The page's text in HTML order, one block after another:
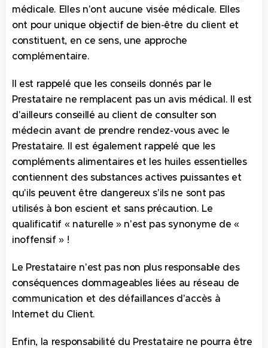
médicale. Elles n'ont aucune visée médicale. Elles
ont pour unique objectif de bien-être du client et
constituent, en ce sens, une approche
complémentaire.
Il est rappelé que les conseils donnés par le
Prestataire ne remplacent pas un avis médical. Il est
d'ailleurs conseillé au client de consulter son
médecin avant de prendre rendez-vous avec le
Prestataire. Il est également rappelé que les
compléments alimentaires et les huiles essentielles
contiennent des substances actives puissantes et
qu'ils peuvent être dangereux s'ils ne sont pas
utilisés à bon escient et sans précaution. Le
qualificatif « naturelle » n'est pas synonyme de «
inoffensif » !
Le Prestataire n'est pas non plus responsable des
conséquences dommageables liées au réseau de
communication et des défaillances d'accès à
Internet du Client.
Enfin, la responsabilité du Prestataire ne pourra être